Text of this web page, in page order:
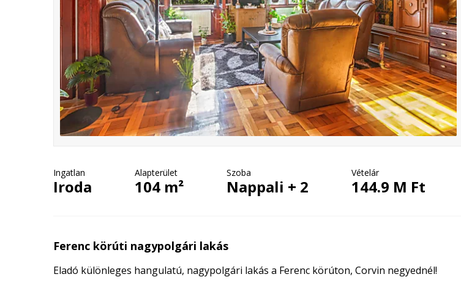
Ingatlan
Iroda
Alapterület
104 m²
Szoba
Nappali + 2
Vételár
144.9 M Ft
Ferenc körúti nagypolgári lakás
Eladó különleges hangulatú, nagypolgári lakás a Ferenc körúton, Corvin negyednél!